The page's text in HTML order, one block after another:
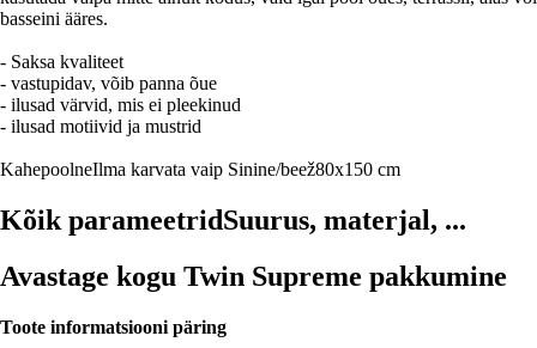
basseini ääres.
- Saksa kvaliteet
- vastupidav, võib panna õue
- ilusad värvid, mis ei pleekinud
- ilusad motiivid ja mustrid
KahepoolneIlma karvata vaip Sinine/beež80x150 cm
Kõik parameetridSuurus, materjal, ...
Avastage kogu Twin Supreme pakkumine
Toote informatsiooni päring